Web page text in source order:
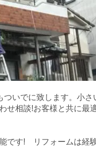
いでに致します。小さ
せ相談!お客様と共に最
です! リフォームは経